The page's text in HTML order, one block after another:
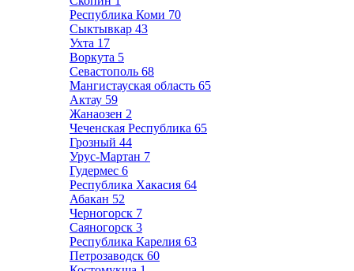
Республика Коми 70
Сыктывкар 43
Ухта 17
Воркута 5
Севастополь 68
Мангистауская область 65
Актау 59
Жанаозен 2
Чеченская Республика 65
Грозный 44
Урус-Мартан 7
Гудермес 6
Республика Хакасия 64
Абакан 52
Черногорск 7
Саяногорск 3
Республика Карелия 63
Петрозаводск 60